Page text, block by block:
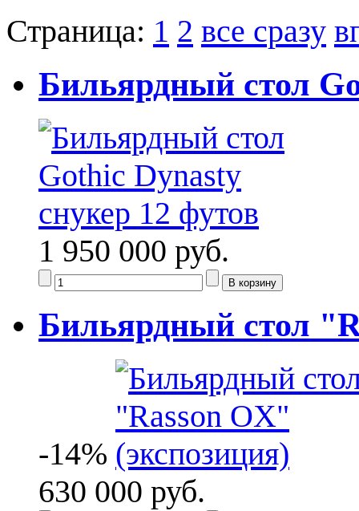
Страница: 1 2 все сразу
Бильярдный стол
1 950 000 руб.
Бильярдный стол
-14%
630 000 руб.